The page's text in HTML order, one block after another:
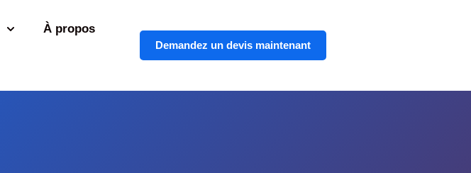
À propos
Demandez un devis maintenant